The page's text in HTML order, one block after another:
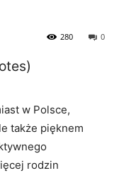
0
280
w ‍Polsce,
także pięknem
rodzin